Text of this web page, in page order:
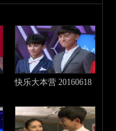
快乐大本营 20160618